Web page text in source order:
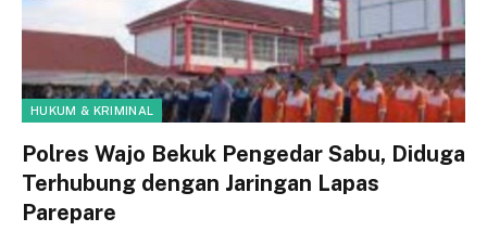
HUKUM & KRIMINAL
Polres Wajo Bekuk Pengedar Sabu, Diduga
Terhubung dengan Jaringan Lapas
Parepare